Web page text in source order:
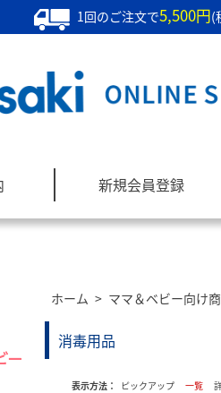
1回のご注文で5,500円(
新規会員登録
ホーム > ママ＆ベビー向け
消毒用品
表示方法： ピックアップ 一覧